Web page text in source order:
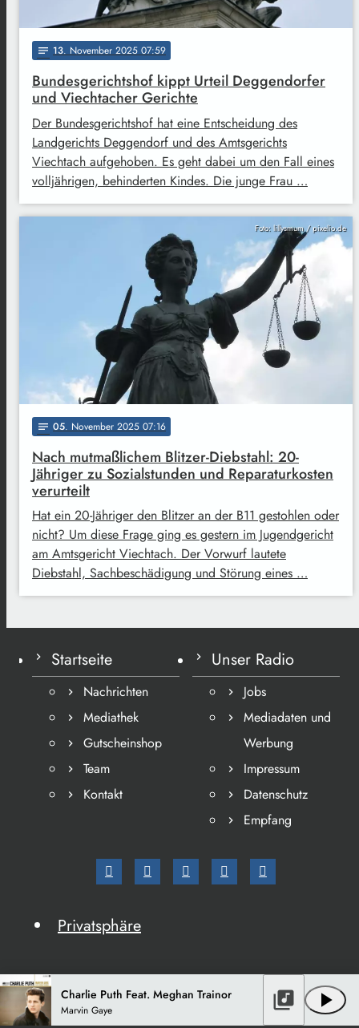
notes 13. November 2025 07:59
Bundesgerichtshof kippt Urteil Deggendorfer
und Viechtacher Gerichte
Der Bundesgerichtshof hat eine Entscheidung des
Landgerichts Deggendorf und des Amtsgerichts
Viechtach aufgehoben. Es geht dabei um den Fall eines
volljährigen, behinderten Kindes. Die junge Frau …
Foto: lillysmum / pixelio.de
notes 05. November 2025 07:16
Nach mutmaßlichem Blitzer-Diebstahl: 20-
Jähriger zu Sozialstunden und Reparaturkosten
verurteilt
Hat ein 20-Jähriger den Blitzer an der B11 gestohlen oder
nicht? Um diese Frage ging es gestern im Jugendgericht
am Amtsgericht Viechtach. Der Vorwurf lautete
Diebstahl, Sachbeschädigung und Störung eines …
Startseite
Nachrichten
Mediathek
Gutscheinshop
Team
Kontakt
Unser Radio
Jobs
Mediadaten und
Werbung
Impressum
Datenschutz
Empfang
Privatsphäre
Charlie Puth Feat. Meghan Trainor
Marvin Gaye play_arrow
library_music